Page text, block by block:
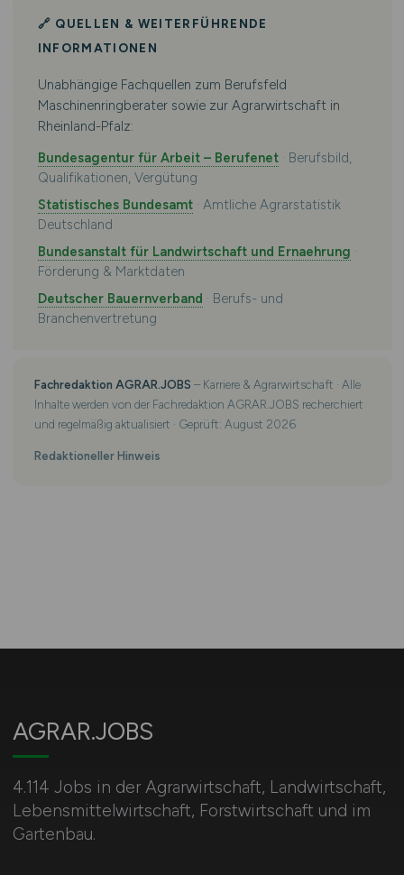
🔗 QUELLEN & WEITERFÜHRENDE
INFORMATIONEN
Unabhängige Fachquellen zum Berufsfeld
Maschinenringberater sowie zur Agrarwirtschaft in
Rheinland-Pfalz:
Bundesagentur für Arbeit – Berufenet· Berufsbild,
Qualifikationen, Vergütung
Statistisches Bundesamt· Amtliche Agrarstatistik
Deutschland
Bundesanstalt für Landwirtschaft und Ernaehrung ·
Förderung & Marktdaten
Deutscher Bauernverband · Berufs- und
Branchenvertretung
Fachredaktion AGRAR.JOBS – Karriere & Agrarwirtschaft · Alle
Inhalte werden von der Fachredaktion AGRAR.JOBS recherchiert
und regelmäßig aktualisiert · Geprüft: August 2026
Redaktioneller Hinweis
AGRAR.JOBS
4.114 Jobs in der Agrarwirtschaft, Landwirtschaft,
Lebensmittelwirtschaft, Forstwirtschaft und im
Gartenbau.